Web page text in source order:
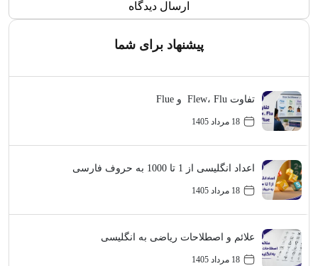
پیشنهاد برای شما
تفاوت Flew، Flu و Flue
18 مرداد 1405
اعداد انگلیسی از 1 تا 1000 به حروف فارسی
18 مرداد 1405
علائم و اصطلاحات ریاضی به انگلیسی
18 مرداد 1405